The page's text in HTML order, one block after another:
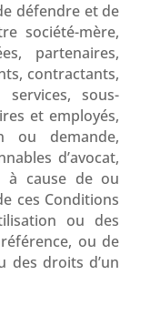
défendre et de
société-mère,
partenaires,
contractants,
services, sous-
et employés,
ou demande,
d’avocat,
à cause de ou
ces Conditions
ou des
ou de
des droits d’un